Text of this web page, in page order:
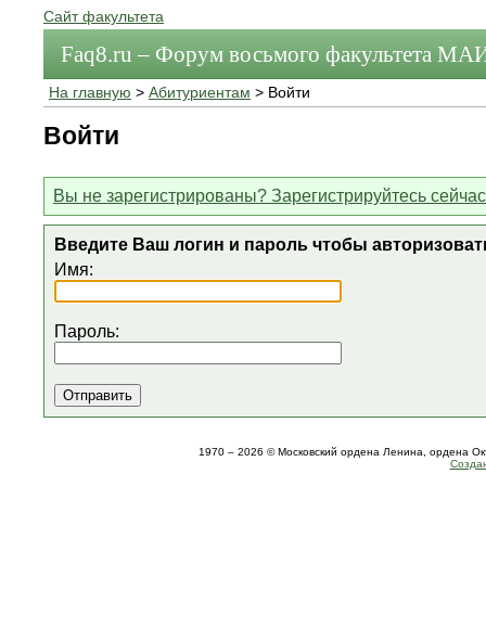
Сайт факультета
Faq8.ru – Форум восьмого факультета
На главную > Абитуриентам > Войти
Войти
Вы не зарегистрированы? Зарегистрируйтесь
Введите Ваш логин и пароль чтобы
Имя:
Пароль:
1970 – 2026 © Московский ордена Ленина, ордена